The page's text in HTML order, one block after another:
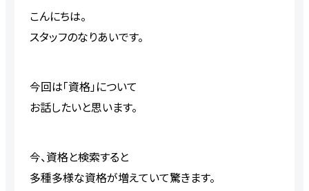
こんにちは。
スタッフのなりあいです。
今回は「資格」について
お話したいと思います。
今、資格と検索すると
多種多様な資格が増えていて驚きます。